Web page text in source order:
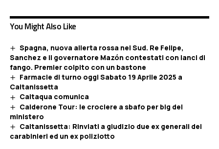
You Might Also Like
Spagna, nuova allerta rossa nel Sud. Re Felipe,
Sanchez e il governatore Mazón contestati con lanci di
fango. Premier colpito con un bastone
Farmacie di turno oggi Sabato 19 Aprile 2025 a
Caltanissetta
Caltaqua comunica
Calderone Tour: le crociere a sbafo per big del
ministero
Caltanissetta: Rinviati a giudizio due ex generali dei
carabinieri ed un ex poliziotto